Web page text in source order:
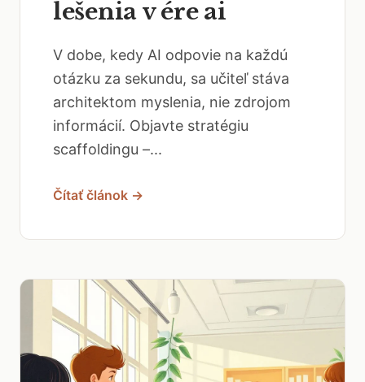
lešenia v ére ai
V dobe, kedy AI odpovie na každú
otázku za sekundu, sa učiteľ stáva
architektom myslenia, nie zdrojom
informácií. Objavte stratégiu
scaffoldingu –...
Čítať článok →